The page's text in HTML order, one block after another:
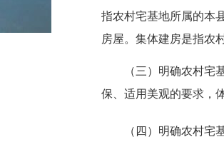
指农村宅基地所属的本
房屋。 集体建房是指农
（三）明确农村宅基
保、适用美观的要求，
（四）明确农村宅基